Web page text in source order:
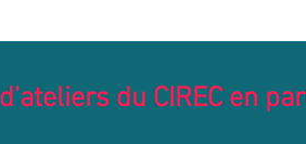
du CIREC en